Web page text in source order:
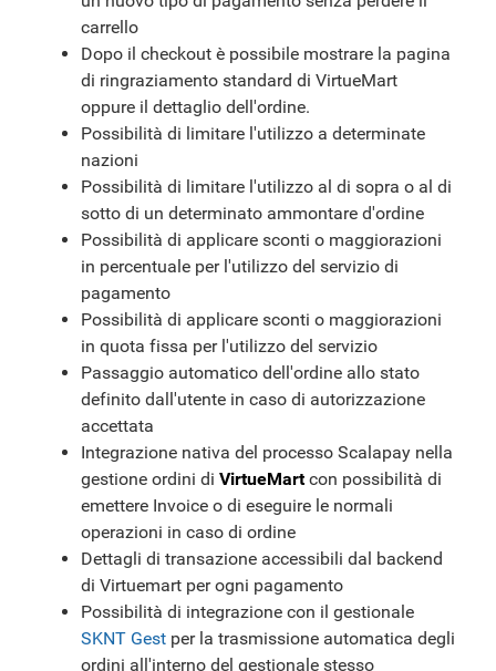
carrello
Dopo il checkout è possibile mostrare la pagina
di ringraziamento standard di VirtueMart
oppure il dettaglio dell'ordine.
Possibilità di limitare l'utilizzo a determinate
nazioni
Possibilità di limitare l'utilizzo al di sopra o al di
sotto di un determinato ammontare d'ordine
Possibilità di applicare sconti o maggiorazioni
in percentuale per l'utilizzo del servizio di
pagamento
Possibilità di applicare sconti o maggiorazioni
in quota fissa per l'utilizzo del servizio
Passaggio automatico dell'ordine allo stato
definito dall'utente in caso di autorizzazione
accettata
Integrazione nativa del processo Scalapay nella
gestione ordini di VirtueMartcon possibilità di
emettere Invoice o di eseguire le normali
operazioni in caso di ordine
Dettagli di transazione accessibili dal backend
di Virtuemart per ogni pagamento
Possibilità di integrazione con il gestionale
SKNT Gest per la trasmissione automatica degli
ordini all'interno del gestionale stesso